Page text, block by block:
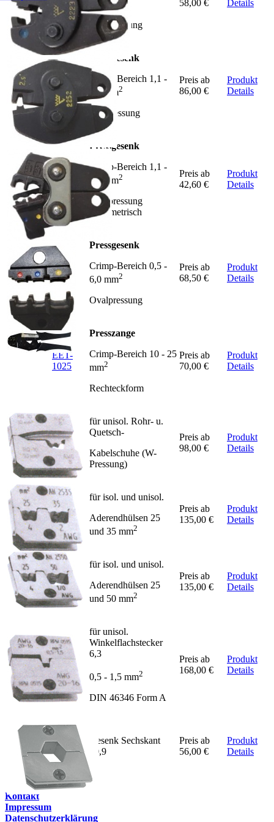
2223
2,5 mm
Ovalpressung
58,00 €
Details
Type
2252
Pressgesenk
Crimp-Bereich 1,1 -
2,5 mm2
Rollpressung
Preis ab
86,00 €
Produkt
Details
WZ-10
Pressgesenk
Crimp-Bereich 1,1 -
6,0 mm2
Ovalpressung
asymmetrisch
Preis ab
42,60 €
Produkt
Details
Type
0760
Pressgesenk
Crimp-Bereich 0,5 -
6,0 mm2
Ovalpressung
Preis ab
68,50 €
Produkt
Details
EET-
1025
Presszange
Crimp-Bereich 10 - 25
mm2
Rechteckform
Preis ab
70,00 €
Produkt
Details
RQ 10
für unisol. Rohr- u.
Quetsch-
Kabelschuhe (W-
Pressung)
Preis ab
98,00 €
Produkt
Details
AH
2535
für isol. und unisol.
Aderendhülsen 25
und 35 mm2
Preis ab
135,00 €
Produkt
Details
AH
2550
für isol. und unisol.
Aderendhülsen 25
und 50 mm2
Preis ab
135,00 €
Produkt
Details
RPW
0515
für unisol.
Winkelflachstecker
6,3
0,5 - 1,5 mm2
DIN 46346 Form A
Preis ab
168,00 €
Produkt
Details
5454
Gesenk Sechskant
10,9
Preis ab
56,00 €
Produkt
Details
Kontakt
Impressum
Datenschutzerklärung